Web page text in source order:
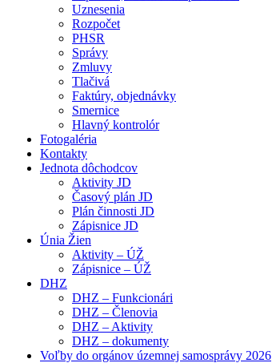
Uznesenia
Rozpočet
PHSR
Správy
Zmluvy
Tlačivá
Faktúry, objednávky
Smernice
Hlavný kontrolór
Fotogaléria
Kontakty
Jednota dôchodcov
Aktivity JD
Časový plán JD
Plán činnosti JD
Zápisnice JD
Únia Žien
Aktivity – ÚŽ
Zápisnice – ÚŽ
DHZ
DHZ – Funkcionári
DHZ – Členovia
DHZ – Aktivity
DHZ – dokumenty
Voľby do orgánov územnej samosprávy 2026